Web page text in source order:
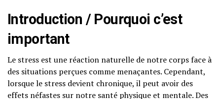
Introduction / Pourquoi c’est
important
Le stress est une réaction naturelle de notre corps face à
des situations perçues comme menaçantes. Cependant,
lorsque le stress devient chronique, il peut avoir des
effets néfastes sur notre santé physique et mentale. Des